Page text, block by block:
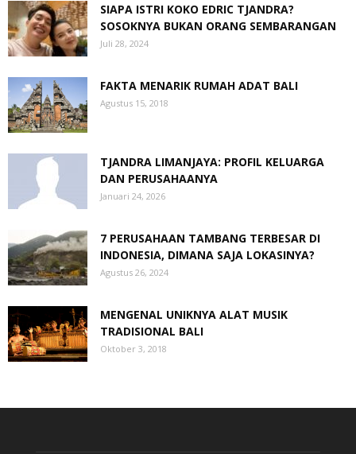
SIAPA ISTRI KOKO EDRIC TJANDRA?
SOSOKNYA BUKAN ORANG SEMBARANGAN
Juli 28, 2024
FAKTA MENARIK RUMAH ADAT BALI
Agustus 15, 2018
TJANDRA LIMANJAYA: PROFIL KELUARGA
DAN PERUSAHAANYA
Januari 24, 2026
7 PERUSAHAAN TAMBANG TERBESAR DI
INDONESIA, DIMANA SAJA LOKASINYA?
Agustus 26, 2024
MENGENAL UNIKNYA ALAT MUSIK
TRADISIONAL BALI
Oktober 3, 2018